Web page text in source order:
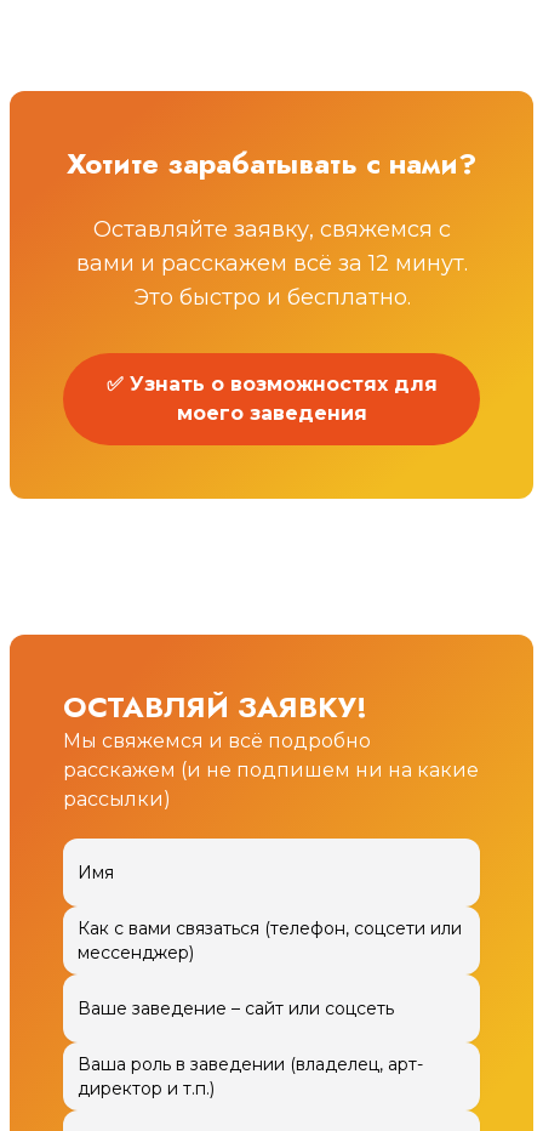
Хотите зарабатывать с нами?
Оставляйте заявку, свяжемся с
вами и расскажем всё за 12 минут.
Это быстро и бесплатно.
✅ Узнать о возможностях для
моего заведения
ОСТАВЛЯЙ ЗАЯВКУ!
Мы свяжемся и всё подробно
расскажем (и не подпишем ни на какие
рассылки)
Имя
Как с вами связаться (телефон, соцсети или
мессенджер)
Ваше заведение – сайт или соцсеть
Ваша роль в заведении (владелец, арт-
директор и т.п.)